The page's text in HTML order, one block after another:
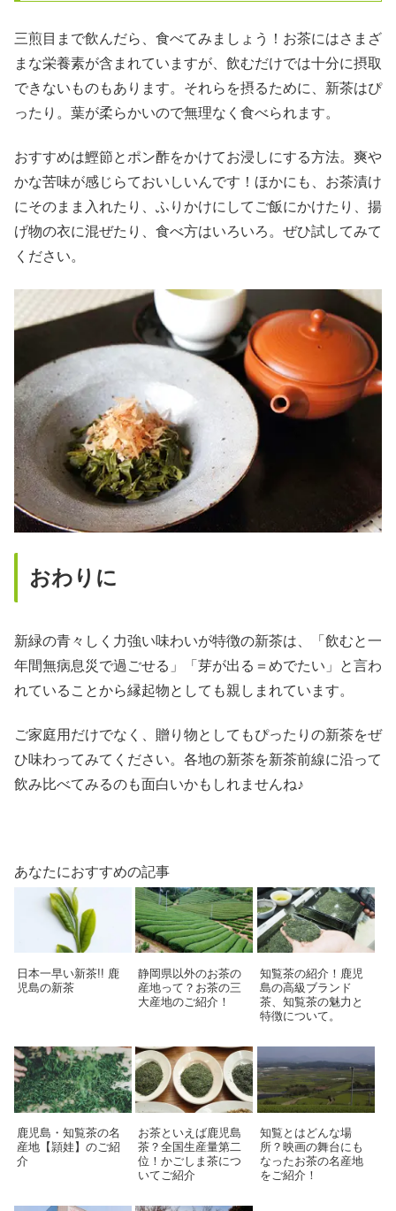
三煎目まで飲んだら、食べてみましょう！お茶にはさまざ
まな栄養素が含まれていますが、飲むだけでは十分に摂取
できないものもあります。それらを摂るために、新茶はぴ
ったり。葉が柔らかいので無理なく食べられます。
おすすめは鰹節とポン酢をかけてお浸しにする方法。爽や
かな苦味が感じらておいしいんです！ほかにも、お茶漬け
にそのまま入れたり、ふりかけにしてご飯にかけたり、揚
げ物の衣に混ぜたり、食べ方はいろいろ。ぜひ試してみて
ください。
おわりに
新緑の青々しく力強い味わいが特徴の新茶は、「飲むと一
年間無病息災で過ごせる」「芽が出る＝めでたい」と言わ
れていることから縁起物としても親しまれています。
ご家庭用だけでなく、贈り物としてもぴったりの新茶をぜ
ひ味わってみてください。各地の新茶を新茶前線に沿って
飲み比べてみるのも面白いかもしれませんね♪
あなたにおすすめの記事
日本一早い新茶!! 鹿
児島の新茶
静岡県以外のお茶の
産地って？お茶の三
大産地のご紹介！
知覧茶の紹介！鹿児
島の高級ブランド
茶、知覧茶の魅力と
特徴について。
鹿児島・知覧茶の名
産地【頴娃】のご紹
介
お茶といえば鹿児島
茶？全国生産量第二
位！かごしま茶につ
いてご紹介
知覧とはどんな場
所？映画の舞台にも
なったお茶の名産地
をご紹介！